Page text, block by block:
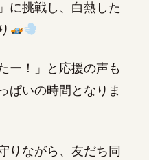
に挑戦し、白熱した
ー！」と応援の声も
ぱいの時間となりま
りながら、友だち同